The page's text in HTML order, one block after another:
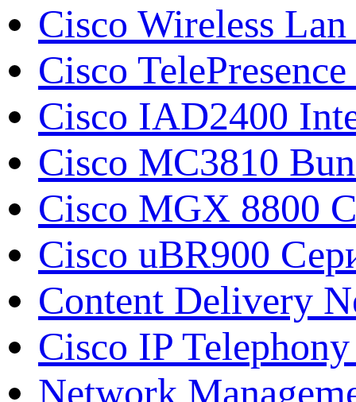
Cisco Wireless
Cisco
Cisco IAD2400
Cisco MC3810
Cisco MGX 8800
Cisco uBR900
Content Delivery
Cisco IP
Network